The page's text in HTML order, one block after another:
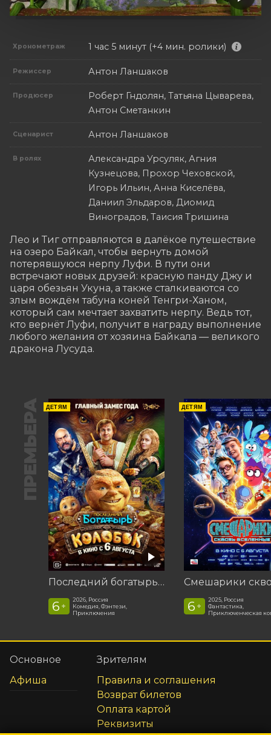
Хронометраж 1 час 5 минут (+4 мин. ролики)
Режиссер Антон Ланшаков
Продюсер
Роберт Гндолян, Татьяна Цыварева,
Антон Сметанкин
Сценарист Антон Ланшаков
В ролях
Александра Урсуляк, Агния
Кузнецова, Прохор Чеховской,
Игорь Ильин, Анна Киселёва,
Даниил Эльдаров, Диомид
Виноградов, Таисия Тришина
Лео и Тиг отправляются в далёкое путешествие
на озеро Байкал, чтобы вернуть домой
потерявшуюся нерпу Луфи. В пути они
встречают новых друзей: красную панду Джу и
царя обезьян Укуна, а также сталкиваются со
злым вождём табуна коней Тенгри-Ханом,
который сам мечтает захватить нерпу. Ведь тот,
кто вернёт Луфи, получит в награду выполнение
любого желания от хозяина Байкала — великого
дракона Лусуда.
ПРЕМЬЕРА ДЕТЯМ
Последний богатырь. Колобок
6 +
2026, Россия
Комедия, Фэнтези,
Приключения
ДЕТЯМ
6 +
2025, Россия
Фантастика,
Приключенческая
Основное
Афиша
Зрителям
Правила и соглашения
Возврат билетов
Оплата картой
Реквизиты